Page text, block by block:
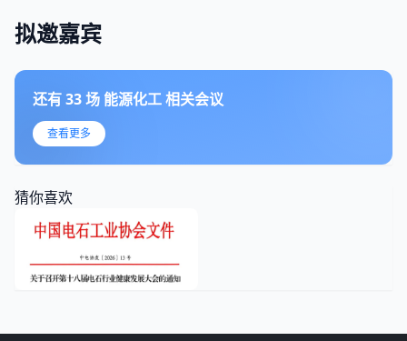
拟邀嘉宾
还有33场 能源化工相关会议
查看更多
猜你喜欢